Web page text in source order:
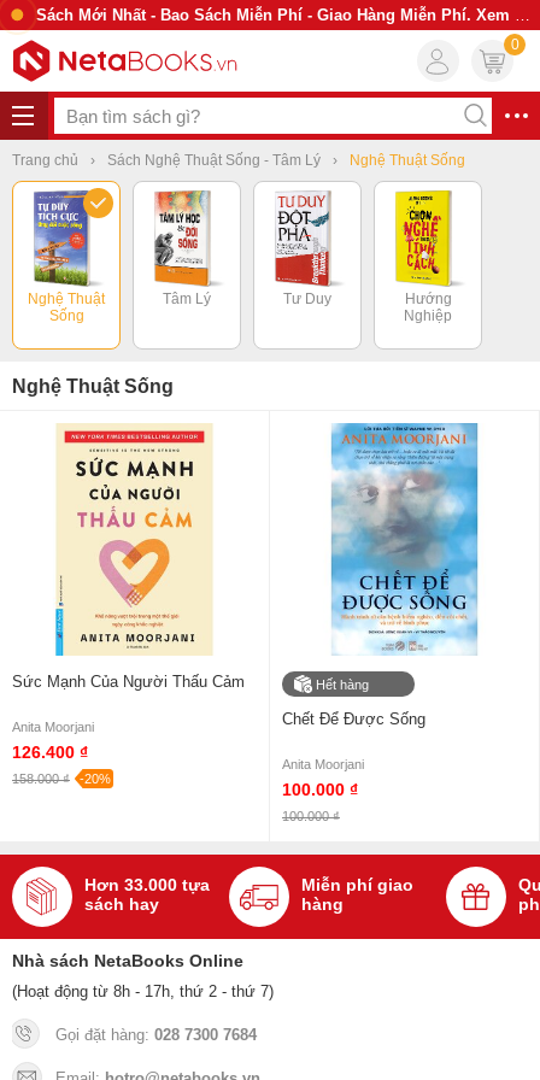
Sách Mới Nhất - Bao Sách Miễn Phí - Giao Hàng Miễn Phí. Xem Ngay
0
Trang chủ Sách Nghệ Thuật Sống - Tâm Lý Nghệ Thuật Sống
Nghệ Thuật
Sống
Tâm Lý Tư Duy
Hướng
Nghiệp
Nghệ Thuật Sống
Sức Mạnh Của Người Thấu Cảm
Anita Moorjani
126.400 ₫
158.000 ₫ -20%
Hết hàng
Chết Để Được Sống
Anita Moorjani
100.000 ₫
100.000 ₫
Hơn 33.000 tựa
sách hay
Miễn phí giao
hàng
Nhà sách NetaBooks Online
(Hoạt động từ 8h - 17h, thứ 2 - thứ 7)
Gọi đặt hàng: 028 7300 7684